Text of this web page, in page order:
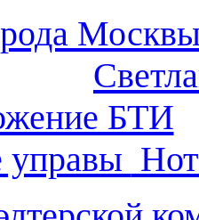
БТИ
управы